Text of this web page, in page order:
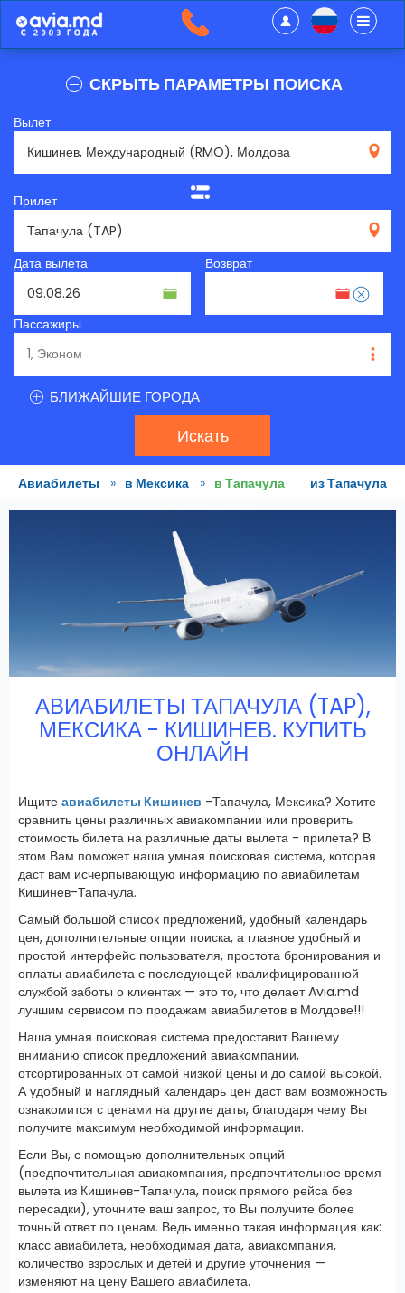
СКРЫТЬ ПАРАМЕТРЫ ПОИСКА
Вылет
Прилет
Дата вылета
Возврат
Пассажиры
БЛИЖАЙШИЕ ГОРОДА
Искать
Авиабилеты » в Мексика » в Тапачула из Тапачула
АВИАБИЛЕТЫ ТАПАЧУЛА (TAP),
МЕКСИКА - КИШИНЕВ. КУПИТЬ
ОНЛАЙН
Ищите авиабилеты Кишинев -Тапачула, Мексика? Хотите
сравнить цены различных авиакомпании или проверить
стоимость билета на различные даты вылета - прилета? В
этом Вам поможет наша умная поисковая система, которая
даст вам исчерпывающую информацию по авиабилетам
Кишинев-Тапачула.
Самый большой список предложений, удобный календарь
цен, дополнительные опции поиска, а главное удобный и
простой интерфейс пользователя, простота бронирования и
оплаты авиабилета с последующей квалифицированной
службой заботы о клиентах — это то, что делает Avia.md
лучшим сервисом по продажам авиабилетов в Молдове!!!
Наша умная поисковая система предоставит Вашему
вниманию список предложений авиакомпании,
отсортированных от самой низкой цены и до самой высокой.
А удобный и наглядный календарь цен даст вам возможность
ознакомится с ценами на другие даты, благодаря чему Вы
получите максимум необходимой информации.
Если Вы, с помощью дополнительных опций
(предпочтительная авиакомпания, предпочтительное время
вылета из Кишинев-Тапачула, поиск прямого рейса без
пересадки), уточните ваш запрос, то Вы получите более
точный ответ по ценам. Ведь именно такая информация как:
класс авиабилета, необходимая дата, авиакомпания,
количество взрослых и детей и другие уточнения —
изменяют на цену Вашего авиабилета.